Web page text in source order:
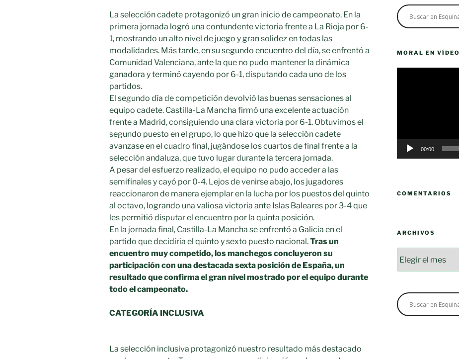
La selección cadete protagonizó un gran inicio de campeonato. En la
primera jornada logró una contundente victoria frente a La Rioja por 6-
1, mostrando un alto nivel de juego y gran solidez en todas las
modalidades. Más tarde, en su segundo encuentro del día, se enfrentó a
Comunidad Valenciana, ante la que no pudo mantener la dinámica
ganadora y terminó cayendo por 6-1, disputando cada uno de los
partidos.
El segundo día de competición devolvió las buenas sensaciones al
equipo cadete. Castilla-La Mancha firmó una excelente actuación
frente a Madrid, consiguiendo una clara victoria por 6-1. Obtuvimos el
segundo puesto en el grupo, lo que hizo que la selección cadete
avanzase en el cuadro final, jugándose los cuartos de final frente a la
selección andaluza, que tuvo lugar durante la tercera jornada.
A pesar del esfuerzo realizado, el equipo no pudo acceder a las
semifinales y cayó por 0-4. Lejos de venirse abajo, los jugadores
reaccionaron de manera ejemplar en la lucha por los puestos del quinto
al octavo, logrando una valiosa victoria ante Islas Baleares por 3-4 que
les permitió disputar el encuentro por la quinta posición.
En la jornada final, Castilla-La Mancha se enfrentó a Galicia en el
partido que decidiría el quinto y sexto puesto nacional.Tras un
encuentro muy competido, los manchegos concluyeron su
participación con una destacada sexta posición de España, un
resultado que confirma el gran nivel mostrado por el equipo durante
todo el campeonato.
CATEGORÍA INCLUSIVA
La selección inclusiva protagonizó nuestro resultado más destacado
MORAL EN VÍDEO
00:00
COMENTARIOS
ARCHIVOS